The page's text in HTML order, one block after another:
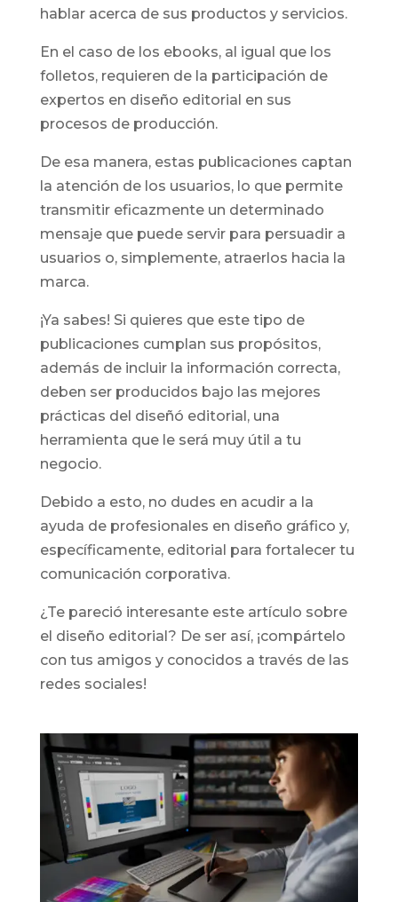
hablar acerca de sus productos y servicios.
En el caso de los ebooks, al igual que los
folletos, requieren de la participación de
expertos en diseño editorial en sus
procesos de producción.
De esa manera, estas publicaciones captan
la atención de los usuarios, lo que permite
transmitir eficazmente un determinado
mensaje que puede servir para persuadir a
usuarios o, simplemente, atraerlos hacia la
marca.
¡Ya sabes! Si quieres que este tipo de
publicaciones cumplan sus propósitos,
además de incluir la información correcta,
deben ser producidos bajo las mejores
prácticas del diseñó editorial, una
herramienta que le será muy útil a tu
negocio.
Debido a esto, no dudes en acudir a la
ayuda de profesionales en diseño gráfico y,
específicamente, editorial para fortalecer tu
comunicación corporativa.
¿Te pareció interesante este artículo sobre
el diseño editorial? De ser así, ¡compártelo
con tus amigos y conocidos a través de las
redes sociales!